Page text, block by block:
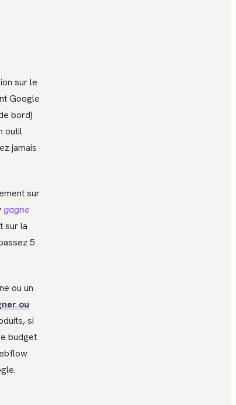
sur le
Google
bord)
outil
jamais
sur
gagne
sur la
5
ou un
ou
si
budget